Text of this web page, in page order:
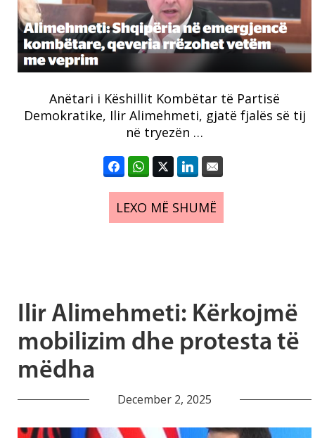
Anëtari i Këshillit Kombëtar të Partisë
Demokratike, Ilir Alimehmeti, gjatë fjalës së tij
në tryezën …
LEXO MË SHUMË
Ilir Alimehmeti: Kërkojmë
mobilizim dhe protesta të
mëdha
December 2, 2025